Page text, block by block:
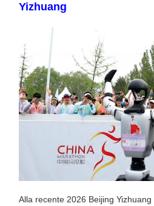
Yizhuang
Alla recente 2026 Beijing